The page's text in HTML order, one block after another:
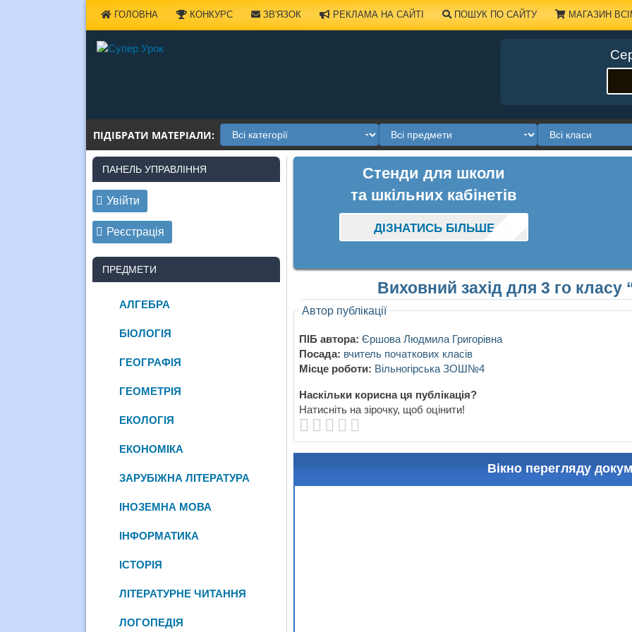
ГОЛОВНА КОНКУРС ЗВ'ЯЗОК РЕКЛАМА НА САЙТІ ПОШУК ПО САЙТУ МАГАЗИН
ПІДІБРАТИ МАТЕРІАЛИ:
Стенди для школи
та шкільних кабінетів
ДІЗНАТИСЬ БІЛЬШЕ
Виховний захід для 3 го класу
Автор публікації
ПІБ автора: Єршова Людмила Григорівна
Посада: вчитель початкових класів
Місце роботи: Вільногірська ЗОШ№4
Наскільки корисна ця публікація?
Натисніть на зірочку, щоб оцінити!
Вікно перегляду
ПАНЕЛЬ УПРАВЛІННЯ
Увійти
Реєстрація
ПРЕДМЕТИ
АЛГЕБРА
БІОЛОГІЯ
ГЕОГРАФІЯ
ГЕОМЕТРІЯ
ЕКОЛОГІЯ
ЕКОНОМІКА
ЗАРУБІЖНА ЛІТЕРАТУРА
ІНОЗЕМНА МОВА
ІНФОРМАТИКА
ІСТОРІЯ
ЛІТЕРАТУРНЕ ЧИТАННЯ
ЛОГОПЕДІЯ